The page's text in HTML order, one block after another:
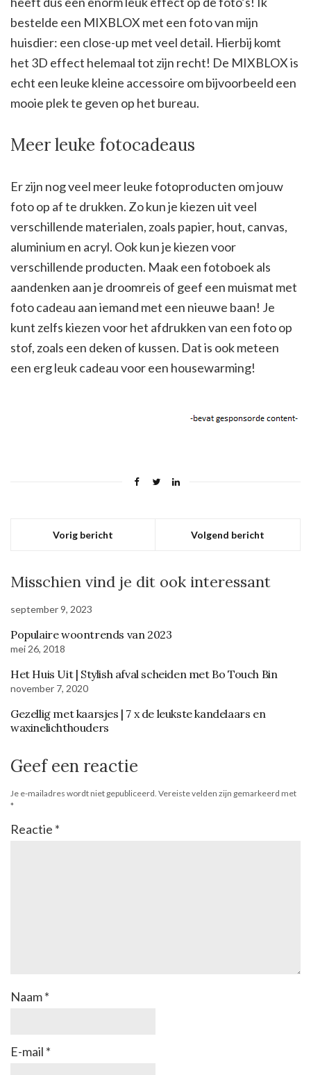
bestelde een MIXBLOX met een foto van mijn
huisdier: een close-up met veel detail. Hierbij komt
het 3D effect helemaal tot zijn recht! De MIXBLOX is
echt een leuke kleine accessoire om bijvoorbeeld een
mooie plek te geven op het bureau.
Meer leuke fotocadeaus
Er zijn nog veel meer leuke fotoproducten om jouw
foto op af te drukken. Zo kun je kiezen uit veel
verschillende materialen, zoals papier, hout, canvas,
aluminium en acryl. Ook kun je kiezen voor
verschillende producten. Maak een fotoboek als
aandenken aan je droomreis of geef een muismat met
foto cadeau aan iemand met een nieuwe baan! Je
kunt zelfs kiezen voor het afdrukken van een foto op
stof, zoals een deken of kussen. Dat is ook meteen
een erg leuk cadeau voor een housewarming!
Vorig bericht Volgend bericht
Misschien vind je dit ook interessant
september 9, 2023
Populaire woontrends van 2023
mei 26, 2018
Het Huis Uit | Stylish afval scheiden met Bo Touch Bin
november 7, 2020
Gezellig met kaarsjes | 7 x de leukste kandelaars en
waxinelichthouders
Geef een reactie
Je e-mailadres wordt niet gepubliceerd. Vereiste velden zijn gemarkeerd met
*
Reactie *
Naam*
E-mail *